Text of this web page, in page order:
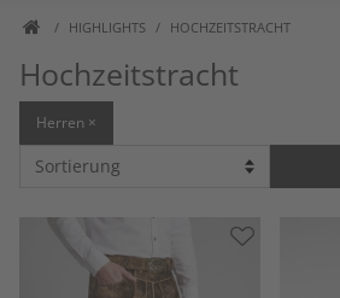
HIGHLIGHTS HOCHZEITSTRACHT
Hochzeitstracht
Herren ×